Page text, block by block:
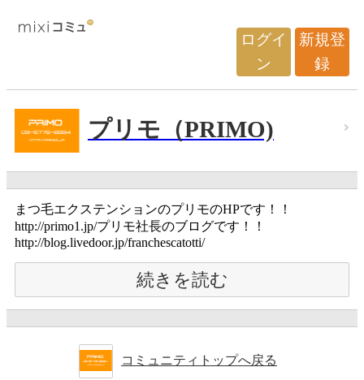
ログイ
ン
新規登
録
プリモ（PRIMO)
まつ毛エクステンションのプリモのHPです！！
http://primo1.jp/プリモ社長のブログです！！
http://blog.livedoor.jp/franchescatotti/
続きを読む
コミュニティトップへ戻る